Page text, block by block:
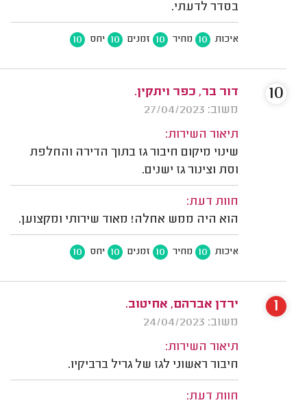
בסדר לדעתי.
איכות 10 מחיר 10 זמנים 10 יחס 10
דור בר, כפר ויתקין.
משוב: 27/04/2023
תיאור השירות:
שינוי מיקום חיבור גז בתוך הדירה והחלפת
וסת וצינור גז ישנים.
חוות דעת:
הוא היה ממש אחלה! מאוד שירותי ומקצוען.
איכות 10 מחיר 10 זמנים 10 יחס 10
10
ירדן אברהם, אחיטוב.
משוב: 24/04/2023
תיאור השירות:
חיבור ראשוני לגז של גריל ברביקיו.
חוות דעת:
1